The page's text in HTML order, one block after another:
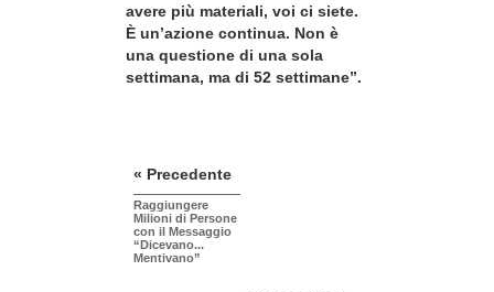
avere più materiali, voi ci siete.
È un’azione continua. Non è
una questione di una sola
settimana, ma di 52 settimane”.
« Precedente
Raggiungere
Milioni di Persone
con il Messaggio
“Dicevano...
Mentivano”